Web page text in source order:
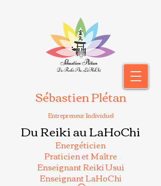
Sébastien Plétan
Entrepreneur Individuel
Du Reiki au LaHoChi
Energéticien
Praticien et Maître
Enseignant Reiki Usui
Enseignant LaHoChi